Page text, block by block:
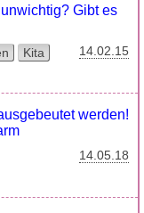
Gibt es
Kita 14.02.15
werden!
14.05.18